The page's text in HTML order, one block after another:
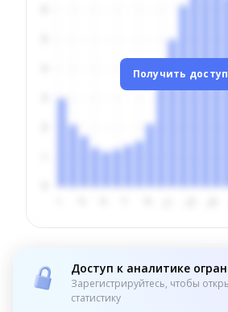
Получить доступ
Доступ к аналитике
Зарегистрируйтесь, чтобы
статистику